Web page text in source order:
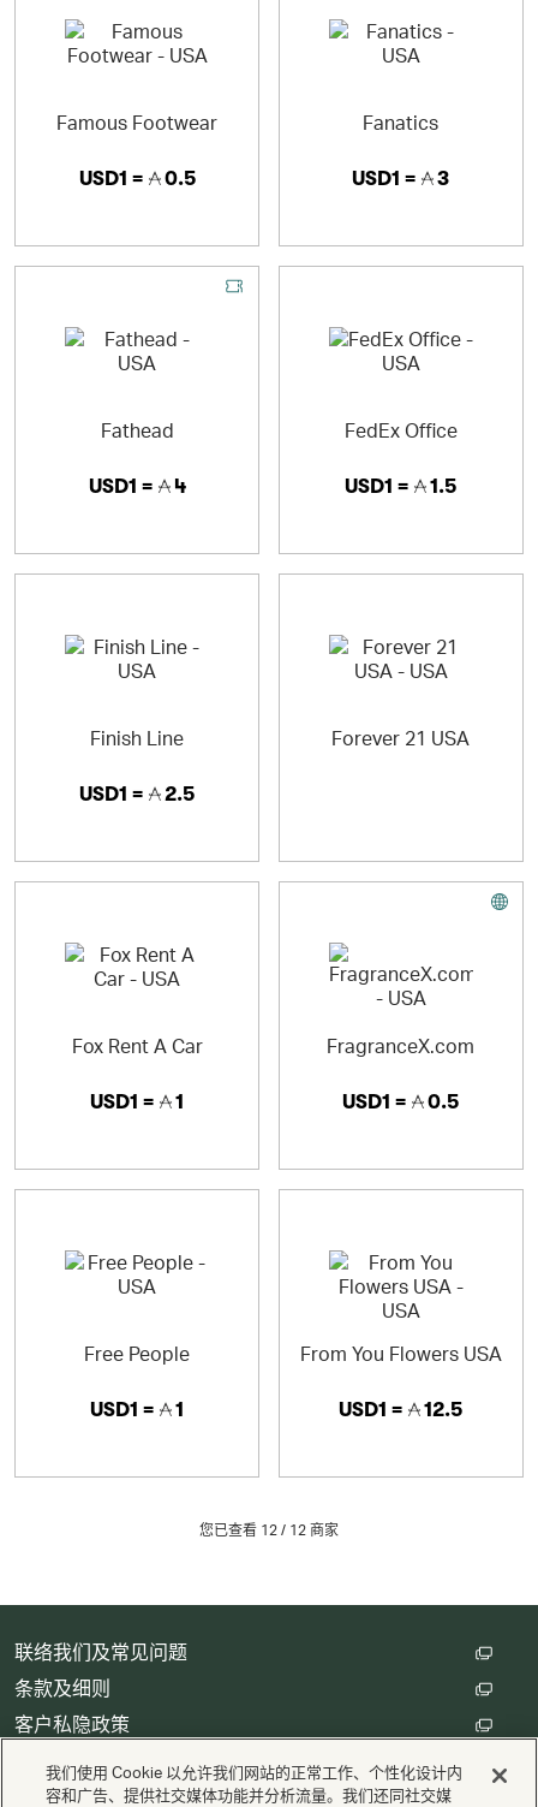
Famous Footwear
USD1 = 0.5
Fanatics
USD1 = 3
Fathead
USD1 = 4
FedEx Office
USD1 = 1.5
Finish Line
USD1 = 2.5
Forever 21 USA
Fox Rent A Car
USD1 = 1
FragranceX.com
USD1 = 0.5
Free People
USD1 = 1
From You Flowers USA
USD1 = 12.5
您已查看 12 / 12 商家
联络我们及常见问题
条款及细则
客户私隐政策
数码存根设定
我们使用 Cookie 以允许我们网站的正常工作、个性化设计内
容和广告、提供社交媒体功能并分析流量。我们还同社交媒